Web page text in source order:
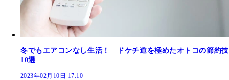
冬でもエアコンなし生活！ ドケチ道を極めたオトコの節約技
10選
2023年02月10日 17:10